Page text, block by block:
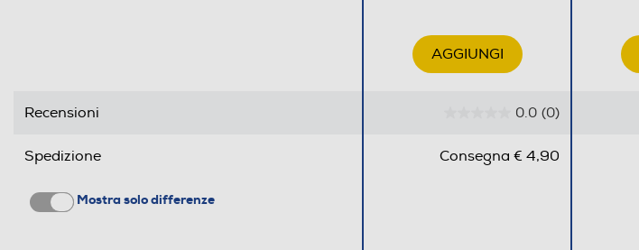
AGGIUNGI
Recensioni 0.0 (0)
Spedizione Consegna € 4,90
Mostra solo differenze